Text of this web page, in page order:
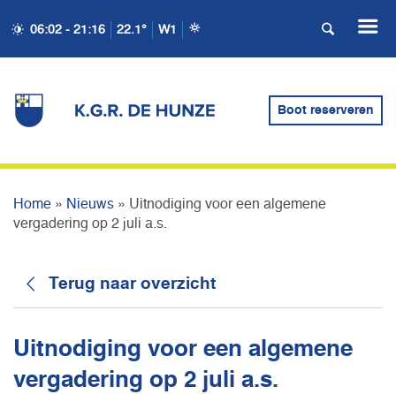
06:02 - 21:16 22.1° W1
Boot reserveren
ALGEMENE VERGADERING
Home » Nieuws » Uitnodiging voor een algemene
vergadering op 2 juli a.s.
Terug naar overzicht
Uitnodiging voor een algemene
vergadering op 2 juli a.s.